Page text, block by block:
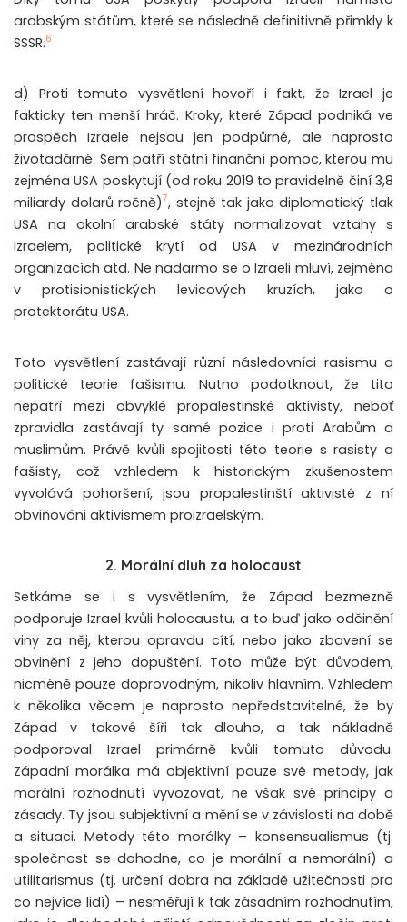
arabským státům, které se následně definitivně přimkly k
SSSR.6
d) Proti tomuto vysvětlení hovoří i fakt, že Izrael je
fakticky ten menší hráč. Kroky, které Západ podniká ve
prospěch Izraele nejsou jen podpůrné, ale naprosto
životadárné. Sem patří státní finanční pomoc, kterou mu
zejména USA poskytují (od roku 2019 to pravidelně činí 3,8
miliardy dolarů ročně)7, stejně tak jako diplomatický tlak
USA na okolní arabské státy normalizovat vztahy s
Izraelem, politické krytí od USA v mezinárodních
organizacích atd. Ne nadarmo se o Izraeli mluví, zejména
v protisionistických levicových kruzích, jako o
protektorátu USA.
Toto vysvětlení zastávají různí následovníci rasismu a
politické teorie fašismu. Nutno podotknout, že tito
nepatří mezi obvyklé propalestinské aktivisty, neboť
zpravidla zastávají ty samé pozice i proti Arabům a
muslimům. Právě kvůli spojitosti této teorie s rasisty a
fašisty, což vzhledem k historickým zkušenostem
vyvolává pohoršení, jsou propalestinští aktivisté z ní
obviňováni aktivismem proizraelským.
2. Morální dluh za holocaust
Setkáme se i s vysvětlením, že Západ bezmezně
podporuje Izrael kvůli holocaustu, a to buď jako odčinění
viny za něj, kterou opravdu cítí, nebo jako zbavení se
obvinění z jeho dopuštění. Toto může být důvodem,
nicméně pouze doprovodným, nikoliv hlavním. Vzhledem
k několika věcem je naprosto nepředstavitelné, že by
Západ v takové šíři tak dlouho, a tak nákladně
podporoval Izrael primárně kvůli tomuto důvodu.
Západní morálka má objektivní pouze své metody, jak
morální rozhodnutí vyvozovat, ne však své principy a
zásady. Ty jsou subjektivní a mění se v závislosti na době
a situaci. Metody této morálky – konsensualismus (tj.
společnost se dohodne, co je morální a nemorální) a
utilitarismus (tj. určení dobra na základě užitečnosti pro
co nejvíce lidí) – nesměřují k tak zásadním rozhodnutím,